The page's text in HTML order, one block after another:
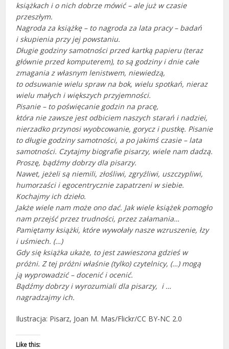
książkach i o nich dobrze mówić – ale już w czasie
przeszłym.
Nagroda za książkę – to nagroda za lata pracy – badań
i skupienia przy jej powstaniu.
Długie godziny samotności przed kartką papieru (teraz
głównie przed komputerem), to są godziny i dnie całe
zmagania z własnym lenistwem, niewiedzą,
to odsuwanie wielu spraw na bok, wielu spotkań, nieraz
wielu małych i większych przyjemności.
Pisanie – to poświęcanie godzin na pracę,
która nie zawsze jest odbiciem naszych starań i nadziei,
nierzadko przynosi wyobcowanie, gorycz i pustkę. Pisanie
to długie godziny samotności, a po jakimś czasie – lata
samotności. Czytajmy biografie pisarzy, wiele nam dadzą.
Proszę, bądźmy dobrzy dla pisarzy.
Nawet, jeżeli są niemili, złośliwi, zgryźliwi, uszczypliwi,
humorzaści i egocentrycznie zapatrzeni w siebie.
Kochajmy ich dzieło.
Jakże wiele nam może ono dać. Jak wiele książek pomogło
nam przejść przez trudności, przez załamania…
Pamiętamy książki, które wywołały nasze wzruszenie, łzy
i uśmiech. (…)
Gdy się książka ukaże, to jest zawieszona gdzieś w
próżni. Z tej próżni właśnie (tylko) czytelnicy, (…) mogą
ją wyprowadzić – docenić i ocenić.
Bądźmy dobrzy i wyrozumiali dla pisarzy, i …
nagradzajmy ich.
Ilustracja: Pisarz, Joan M. Mas/Flickr/CC BY-NC 2.0
Like this: